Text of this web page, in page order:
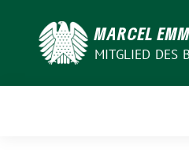
MARCEL
MITGLIED DES